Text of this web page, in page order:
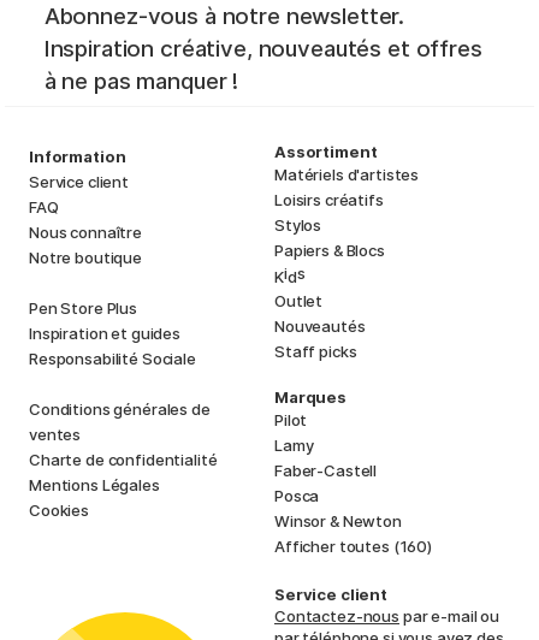
Abonnez-vous à notre newsletter.
Inspiration créative, nouveautés et offres
à ne pas manquer !
Information
Service client
FAQ
Nous connaître
Notre boutique
Pen Store Plus
Inspiration et guides
Responsabilité Sociale
Conditions générales de
ventes
Charte de confidentialité
Mentions Légales
Cookies
Assortiment
Matériels d'artistes
Loisirs créatifs
Stylos
Papiers & Blocs
Kids
Outlet
Nouveautés
Staff picks
Marques
Pilot
Lamy
Faber-Castell
Posca
Winsor & Newton
Afficher toutes (160)
Service client
Contactez-nous par e-mail ou